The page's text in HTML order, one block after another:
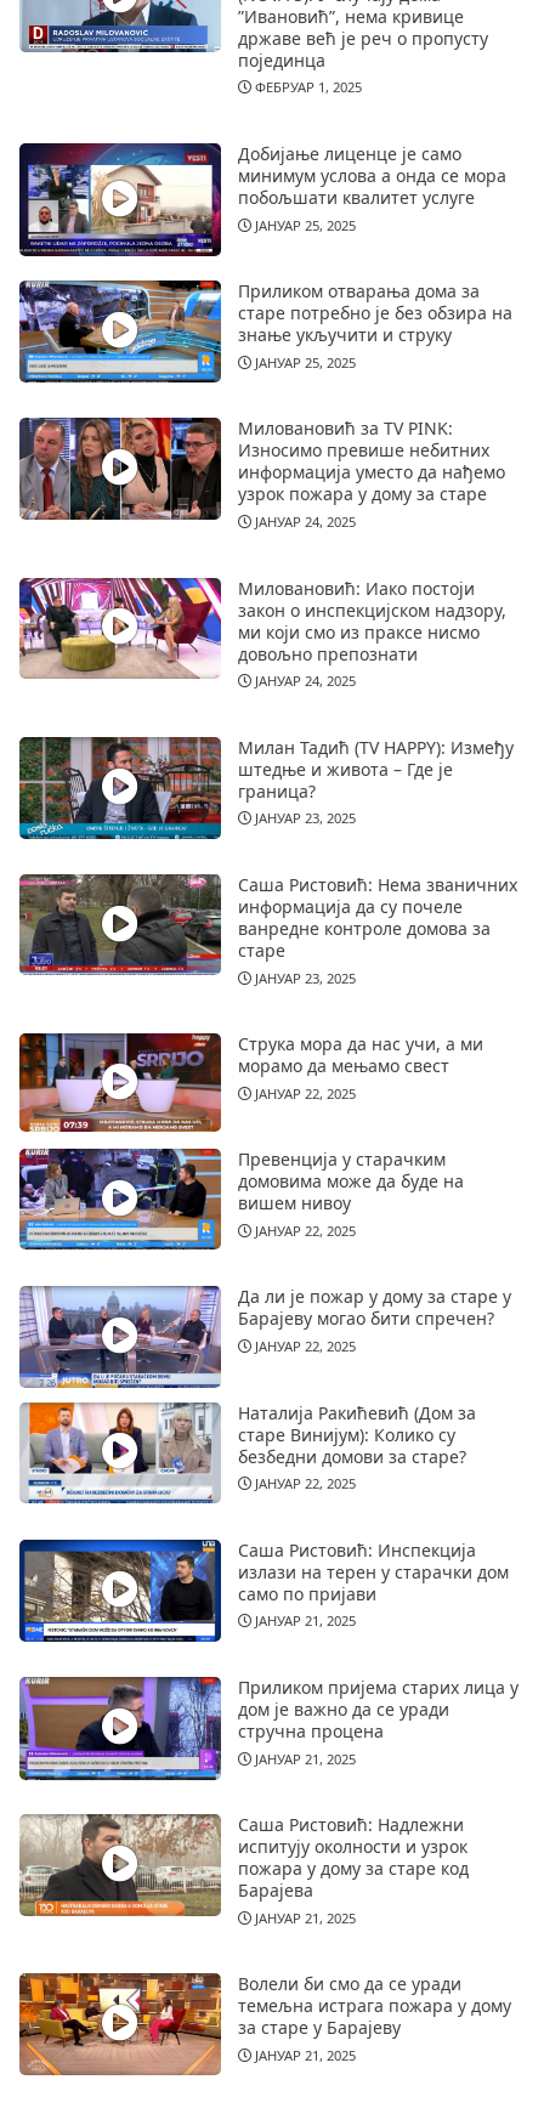
”Ивановић”, нема кривице
државе већ је реч о пропусту
појединца
ФЕБРУАР 1, 2025
Добијање лиценце је само
минимум услова а онда се мора
побољшати квалитет услуге
ЈАНУАР 25, 2025
Приликом отварања дома за
старе потребно је без обзира на
знање укључити и струку
ЈАНУАР 25, 2025
Миловановић за TV PINK:
Износимо превише небитних
информација уместо да нађемо
узрок пожара у дому за старе
ЈАНУАР 24, 2025
Миловановић: Иако постоји
закон о инспекцијском надзору,
ми који смо из праксе нисмо
довољно препознати
ЈАНУАР 24, 2025
Милан Тадић (TV HAPPY): Између
штедње и живота – Где је
граница?
ЈАНУАР 23, 2025
Саша Ристовић: Нема званичних
информација да су почеле
ванредне контроле домова за
старе
ЈАНУАР 23, 2025
Струка мора да нас учи, а ми
морамо да мењамо свест
ЈАНУАР 22, 2025
Превенција у старачким
домовима може да буде на
вишем нивоу
ЈАНУАР 22, 2025
Да ли је пожар у дому за старе у
Барајеву могао бити спречен?
ЈАНУАР 22, 2025
Наталија Ракићевић (Дом за
старе Винијум): Колико су
безбедни домови за старе?
ЈАНУАР 22, 2025
Саша Ристовић: Инспекција
излази на терен у старачки дом
само по пријави
ЈАНУАР 21, 2025
Приликом пријема старих лица у
дом је важно да се уради
стручна процена
ЈАНУАР 21, 2025
Саша Ристовић: Надлежни
испитују околности и узрок
пожара у дому за старе код
Барајева
ЈАНУАР 21, 2025
Волели би смо да се уради
темељна истрага пожара у дому
за старе у Барајеву
ЈАНУАР 21, 2025